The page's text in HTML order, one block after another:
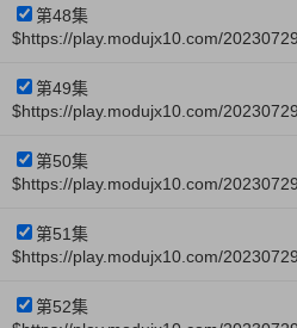
第48集
$https://play.modujx10.com/
第49集
$https://play.modujx10.com/
第50集
$https://play.modujx10.com/
第51集
$https://play.modujx10.com/
第52集